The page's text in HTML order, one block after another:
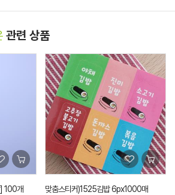
관련 상품
100개 맞춤스티커)1525김밥 6px1000매